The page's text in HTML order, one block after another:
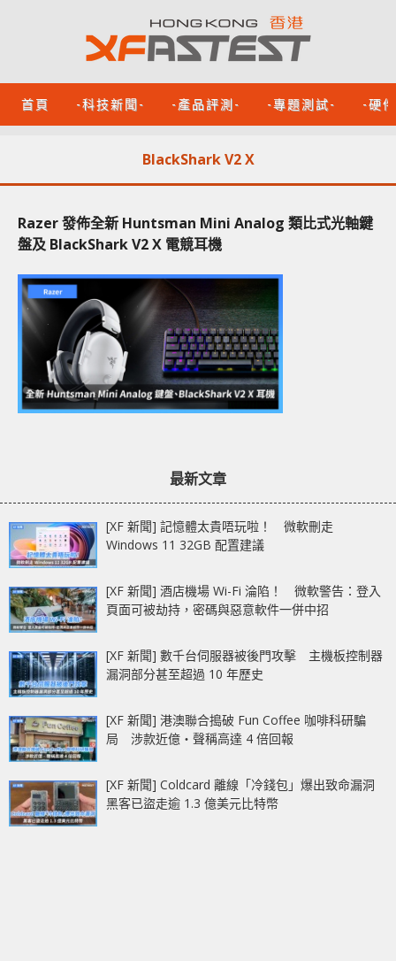
首頁 -科技新聞- -產品評測- -專題測試- -硬
BlackShark V2 X
Razer 發佈全新 Huntsman Mini Analog 類比式光軸鍵
盤及 BlackShark V2 X 電競耳機
最新文章
[XF 新聞] 記憶體太貴唔玩啦！ 微軟刪走
Windows 11 32GB 配置建議
[XF 新聞] 酒店機場 Wi-Fi 淪陷！ 微軟警告：登入
頁面可被劫持，密碼與惡意軟件一併中招
[XF 新聞] 數千台伺服器被後門攻擊 主機板控制器
漏洞部分甚至超過 10 年歷史
[XF 新聞] 港澳聯合搗破 Fun Coffee 咖啡科研騙
局 涉款近億‧聲稱高達 4 倍回報
[XF 新聞] Coldcard 離線「冷錢包」爆出致命漏洞
黑客已盜走逾 1.3 億美元比特幣